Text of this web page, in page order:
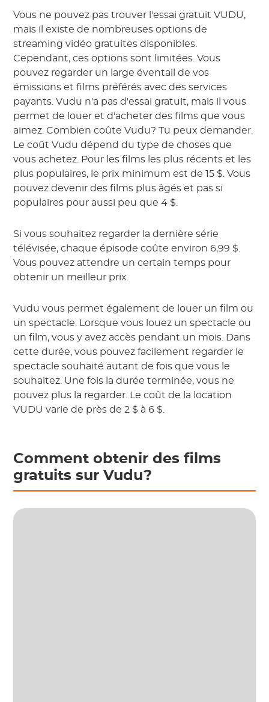
Vous ne pouvez pas trouver l'essai gratuit VUDU,
mais il existe de nombreuses options de
streaming vidéo gratuites disponibles.
Cependant, ces options sont limitées. Vous
pouvez regarder un large éventail de vos
émissions et films préférés avec des services
payants. Vudu n'a pas d'essai gratuit, mais il vous
permet de louer et d'acheter des films que vous
aimez. Combien coûte Vudu? Tu peux demander.
Le coût Vudu dépend du type de choses que
vous achetez. Pour les films les plus récents et les
plus populaires, le prix minimum est de 15 $. Vous
pouvez devenir des films plus âgés et pas si
populaires pour aussi peu que 4 $.
Si vous souhaitez regarder la dernière série
télévisée, chaque épisode coûte environ 6,99 $.
Vous pouvez attendre un certain temps pour
obtenir un meilleur prix.
Vudu vous permet également de louer un film ou
un spectacle. Lorsque vous louez un spectacle ou
un film, vous y avez accès pendant un mois. Dans
cette durée, vous pouvez facilement regarder le
spectacle souhaité autant de fois que vous le
souhaitez. Une fois la durée terminée, vous ne
pouvez plus la regarder. Le coût de la location
VUDU varie de près de 2 $ à 6 $.
Comment obtenir des films
gratuits sur Vudu?